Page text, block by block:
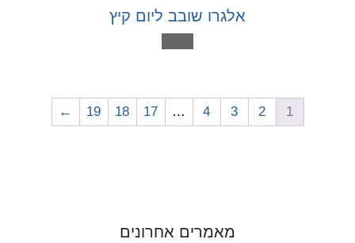
אלגרו שובב ליום קיץ
1
2
3
4
…
17
18
19
←
מאמרים אחרונים